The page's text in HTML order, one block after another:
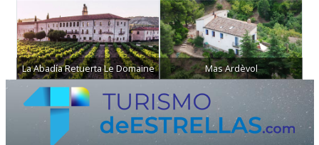
La Abadía Retuerta Le Domaine Mas Ardèvol